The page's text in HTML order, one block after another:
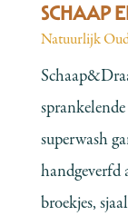
SCHAAP
Natuurlijk
superwash
handgeverfd
broekjes,